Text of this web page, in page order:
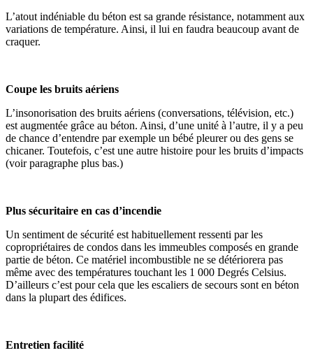
L’atout indéniable du béton est sa grande résistance, notamment aux
variations de température. Ainsi, il lui en faudra beaucoup avant de
craquer.
Coupe les bruits aériens
L’insonorisation des bruits aériens (conversations, télévision, etc.)
est augmentée grâce au béton. Ainsi, d’une unité à l’autre, il y a peu
de chance d’entendre par exemple un bébé pleurer ou des gens se
chicaner. Toutefois, c’est une autre histoire pour les bruits d’impacts
(voir paragraphe plus bas.)
Plus sécuritaire en cas d’incendie
Un sentiment de sécurité est habituellement ressenti par les
copropriétaires de condos dans les immeubles composés en grande
partie de béton. Ce matériel incombustible ne se détériorera pas
même avec des températures touchant les 1 000 Degrés Celsius.
D’ailleurs c’est pour cela que les escaliers de secours sont en béton
dans la plupart des édifices.
Entretien facilité